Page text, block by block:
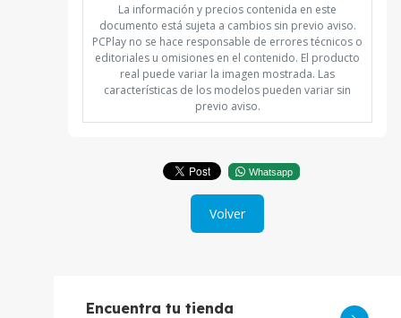
La información y precios contenida en este
documento está sujeta a cambios sin previo aviso.
PCPlay no se hace responsable de errores técnicos o
editoriales u omisiones en el contenido. El producto
real puede variar la imagen mostrada. Las
características de los modelos pueden variar sin
previo aviso.
Whatsapp
Volver
Encuentra tu tienda